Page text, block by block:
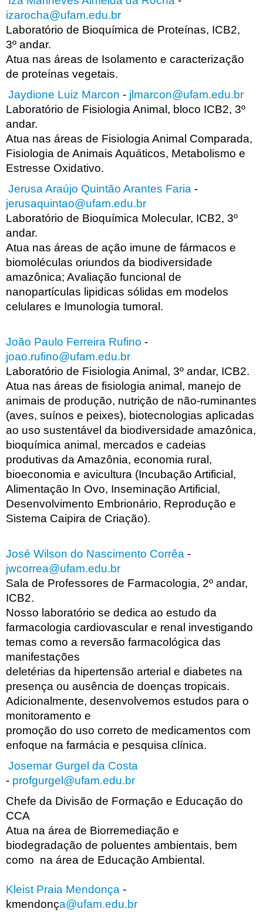
izarocha@ufam.edu.br
Laboratório de Bioquímica de Proteínas, ICB2,
3º andar.
Atua nas áreas de Isolamento e caracterização
de proteínas vegetais.
Jaydione Luiz Marcon - jlmarcon@ufam.edu.br
Laboratório de Fisiologia Animal, bloco ICB2, 3º
andar.
Atua nas áreas de Fisiologia Animal Comparada,
Fisiologia de Animais Aquáticos, Metabolismo e
Estresse Oxidativo.
Jerusa Araújo Quintão Arantes Faria -
jerusaquintao@ufam.edu.br
Laboratório de Bioquímica Molecular, ICB2, 3º
andar.
Atua nas áreas de ação imune de fármacos e
biomoléculas oriundos da biodiversidade
amazônica; Avaliação funcional de
nanopartículas lipidicas sólidas em modelos
celulares e Imunologia tumoral.
João Paulo Ferreira Rufino -
joao.rufino@ufam.edu.br
Laboratório de Fisiologia Animal, 3º andar, ICB2.
Atua nas áreas de fisiologia animal, manejo de
animais de produção, nutrição de não-ruminantes
(aves, suínos e peixes), biotecnologias aplicadas
ao uso sustentável da biodiversidade amazônica,
bioquímica animal, mercados e cadeias
produtivas da Amazônia, economia rural,
bioeconomia e avicultura (Incubação Artificial,
Alimentação In Ovo, Inseminação Artificial,
Desenvolvimento Embrionário, Reprodução e
Sistema Caipira de Criação).
José Wilson do Nascimento Corrêa -
jwcorrea@ufam.edu.br
Sala de Professores de Farmacologia, 2º andar,
ICB2.
Nosso laboratório se dedica ao estudo da
farmacologia cardiovascular e renal investigando
temas como a reversão farmacológica das
manifestações
deletérias da hipertensão arterial e diabetes na
presença ou ausência de doenças tropicais.
Adicionalmente, desenvolvemos estudos para o
monitoramento e
promoção do uso correto de medicamentos com
enfoque na farmácia e pesquisa clínica.
Josemar Gurgel da Costa
- profgurgel@ufam.edu.br
Chefe da Divisão de Formação e Educação do
CCA
Atua na área de Biorremediação e
biodegradação de poluentes ambientais, bem
como na área de Educação Ambiental.
Kleist Praia Mendonça -
kmendonça@ufam.edu.br